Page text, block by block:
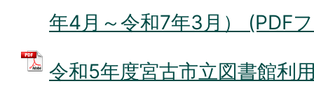
年4月～令和7年3月） (PDF
令和5年度宮古市立図書館利